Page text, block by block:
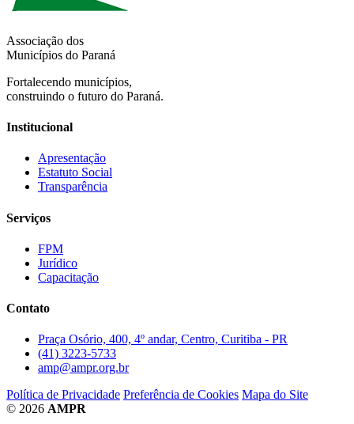
Associação dos
Municípios do Paraná
Fortalecendo municípios,
construindo o futuro do Paraná.
Institucional
Apresentação
Estatuto Social
Transparência
Serviços
FPM
Jurídico
Capacitação
Contato
Praça Osório, 400, 4º andar, Centro, Curitiba - PR
(41) 3223-5733
amp@ampr.org.br
Política de Privacidade Preferência de Cookies Mapa do Site
© 2026 AMPR